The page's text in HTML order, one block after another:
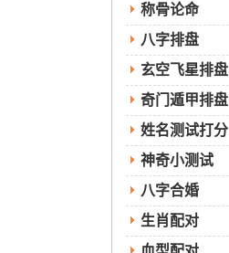
称骨论命
八字排盘
玄空飞星排盘
奇门遁甲排盘
姓名测试打分
神奇小测试
八字合婚
生肖配对